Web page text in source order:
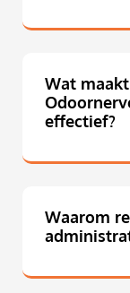
Wat
effectief?
Waarom